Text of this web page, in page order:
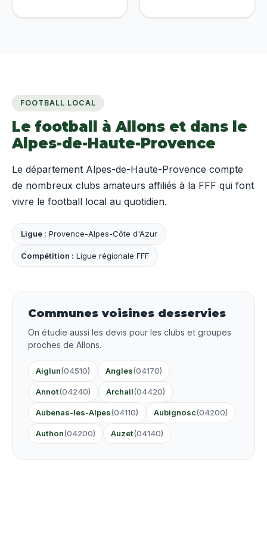
FOOTBALL LOCAL
Le football à Allons et dans le
Alpes-de-Haute-Provence
Le département Alpes-de-Haute-Provence compte
de nombreux clubs amateurs affiliés à la FFF qui font
vivre le football local au quotidien.
Ligue : Provence-Alpes-Côte d'Azur
Compétition : Ligue régionale FFF
Communes voisines desservies
On étudie aussi les devis pour les clubs et groupes
proches de Allons.
Aiglun(04510) Angles(04170)
Annot(04240) Archail(04420)
Aubenas-les-Alpes(04110) Aubignosc(04200)
Authon(04200) Auzet(04140)